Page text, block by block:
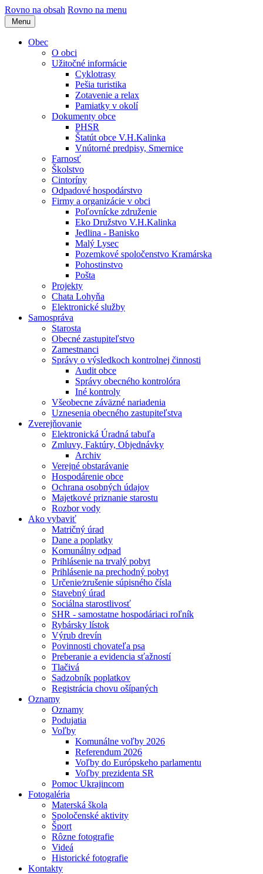
Rovno na obsah Rovno na menu
Menu
Obec
O obci
Užitočné informácie
Cyklotrasy
Pešia turistika
Zotavenie a relax
Pamiatky v okolí
Dokumenty obce
PHSR
Štatút obce V.H.Kalinka
Vnútorné predpisy, Smernice
Farnosť
Školstvo
Cintoríny
Odpadové hospodárstvo
Firmy a organizácie v obci
Poľovnícke združenie
Eko Družstvo V.H.Kalinka
Jedlina - Banisko
Malý Lysec
Pozemkové spoločenstvo Kramárska
Pohostinstvo
Pošta
Projekty
Chata Lohyňa
Elektronické služby
Samospráva
Starosta
Obecné zastupiteľstvo
Zamestnanci
Správy o výsledkoch kontrolnej činnosti
Audit obce
Správy obecného kontrolóra
Iné kontroly
Všeobecne záväzné nariadenia
Uznesenia obecného zastupiteľstva
Zverejňovanie
Elektronická Úradná tabuľa
Zmluvy, Faktúry, Objednávky
Archiv
Verejné obstarávanie
Hospodárenie obce
Ochrana osobných údajov
Majetkové priznanie starostu
Rozbor vody
Ako vybaviť
Matričný úrad
Dane a poplatky
Komunálny odpad
Prihlásenie na trvalý pobyt
Prihlásenie na prechodný pobyt
Určenie⁄zrušenie súpisného čísla
Stavebný úrad
Sociálna starostlivosť
SHR - samostatne hospodáriaci roľník
Rybársky lístok
Výrub drevín
Povinnosti chovateľa psa
Preberanie a evidencia sťažností
Tlačivá
Sadzobník poplatkov
Registrácia chovu ošípaných
Oznamy
Oznamy
Podujatia
Voľby
Komunálne voľby 2026
Referendum 2026
Voľby do Európskeho parlamentu
Voľby prezidenta SR
Pomoc Ukrajincom
Fotogaléria
Materská škola
Spoločenské aktivity
Šport
Rôzne fotografie
Videá
Historické fotografie
Kontakty